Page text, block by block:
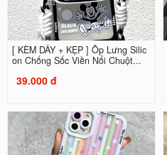
[ KÈM DÂY + KẸP ] Ốp Lưng Silic
on Chống Sốc Viền Nổi Chuột...
39.000 đ